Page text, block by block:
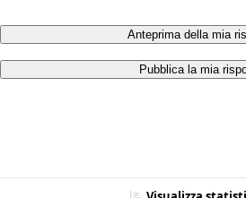
Anteprima della mia
Pubblica la mia